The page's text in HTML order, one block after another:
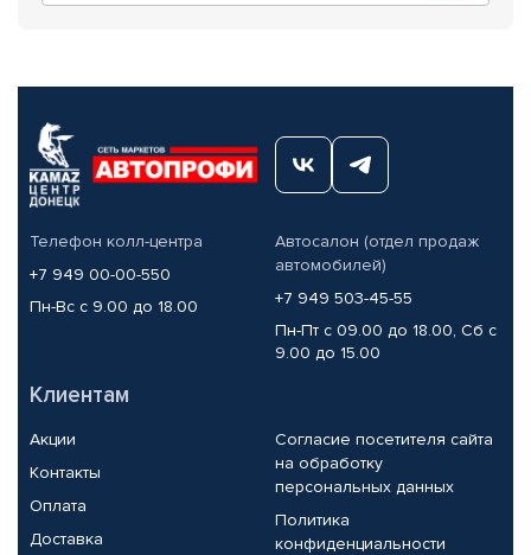
Телефон колл-центра
+7 949 00-00-550
Пн-Вс с 9.00 до 18.00
Автосалон (отдел продаж
автомобилей)
+7 949 503-45-55
Пн-Пт с 09.00 до 18.00, Сб с
9.00 до 15.00
Клиентам
Акции
Контакты
Оплата
Доставка
Согласие посетителя сайта
на обработку
персональных данных
Политика
конфиденциальности